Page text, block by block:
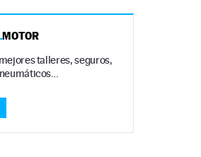
MOTOR
talleres, seguros,